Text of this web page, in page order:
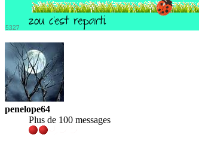
penelope64
Plus de 100 messages